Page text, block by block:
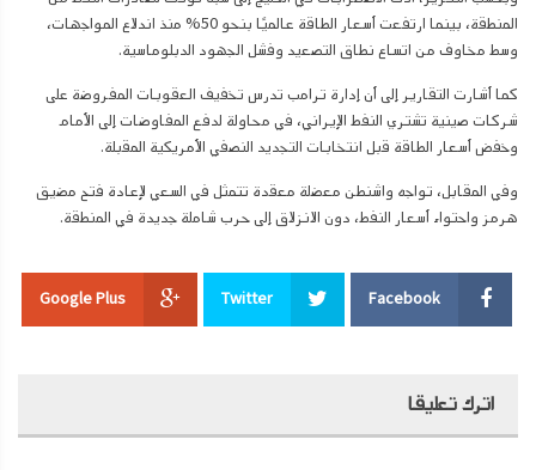
المنطقة، بينما ارتفعت أسعار الطاقة عالميًا بنحو 50% منذ اندلاع المواجهات،
وسط مخاوف من اتساع نطاق التصعيد وفشل الجهود الدبلوماسية.
كما أشارت التقارير إلى أن إدارة ترامب تدرس تخفيف العقوبات المفروضة على
شركات صينية تشتري النفط الإيراني، في محاولة لدفع المفاوضات إلى الأمام
وخفض أسعار الطاقة قبل انتخابات التجديد النصفي الأمريكية المقبلة.
وفي المقابل، تواجه واشنطن معضلة معقدة تتمثل في السعي لإعادة فتح مضيق
هرمز واحتواء أسعار النفط، دون الانزلاق إلى حرب شاملة جديدة في المنطقة.
Facebook
Twitter
Google Plus
اترك تعليقا